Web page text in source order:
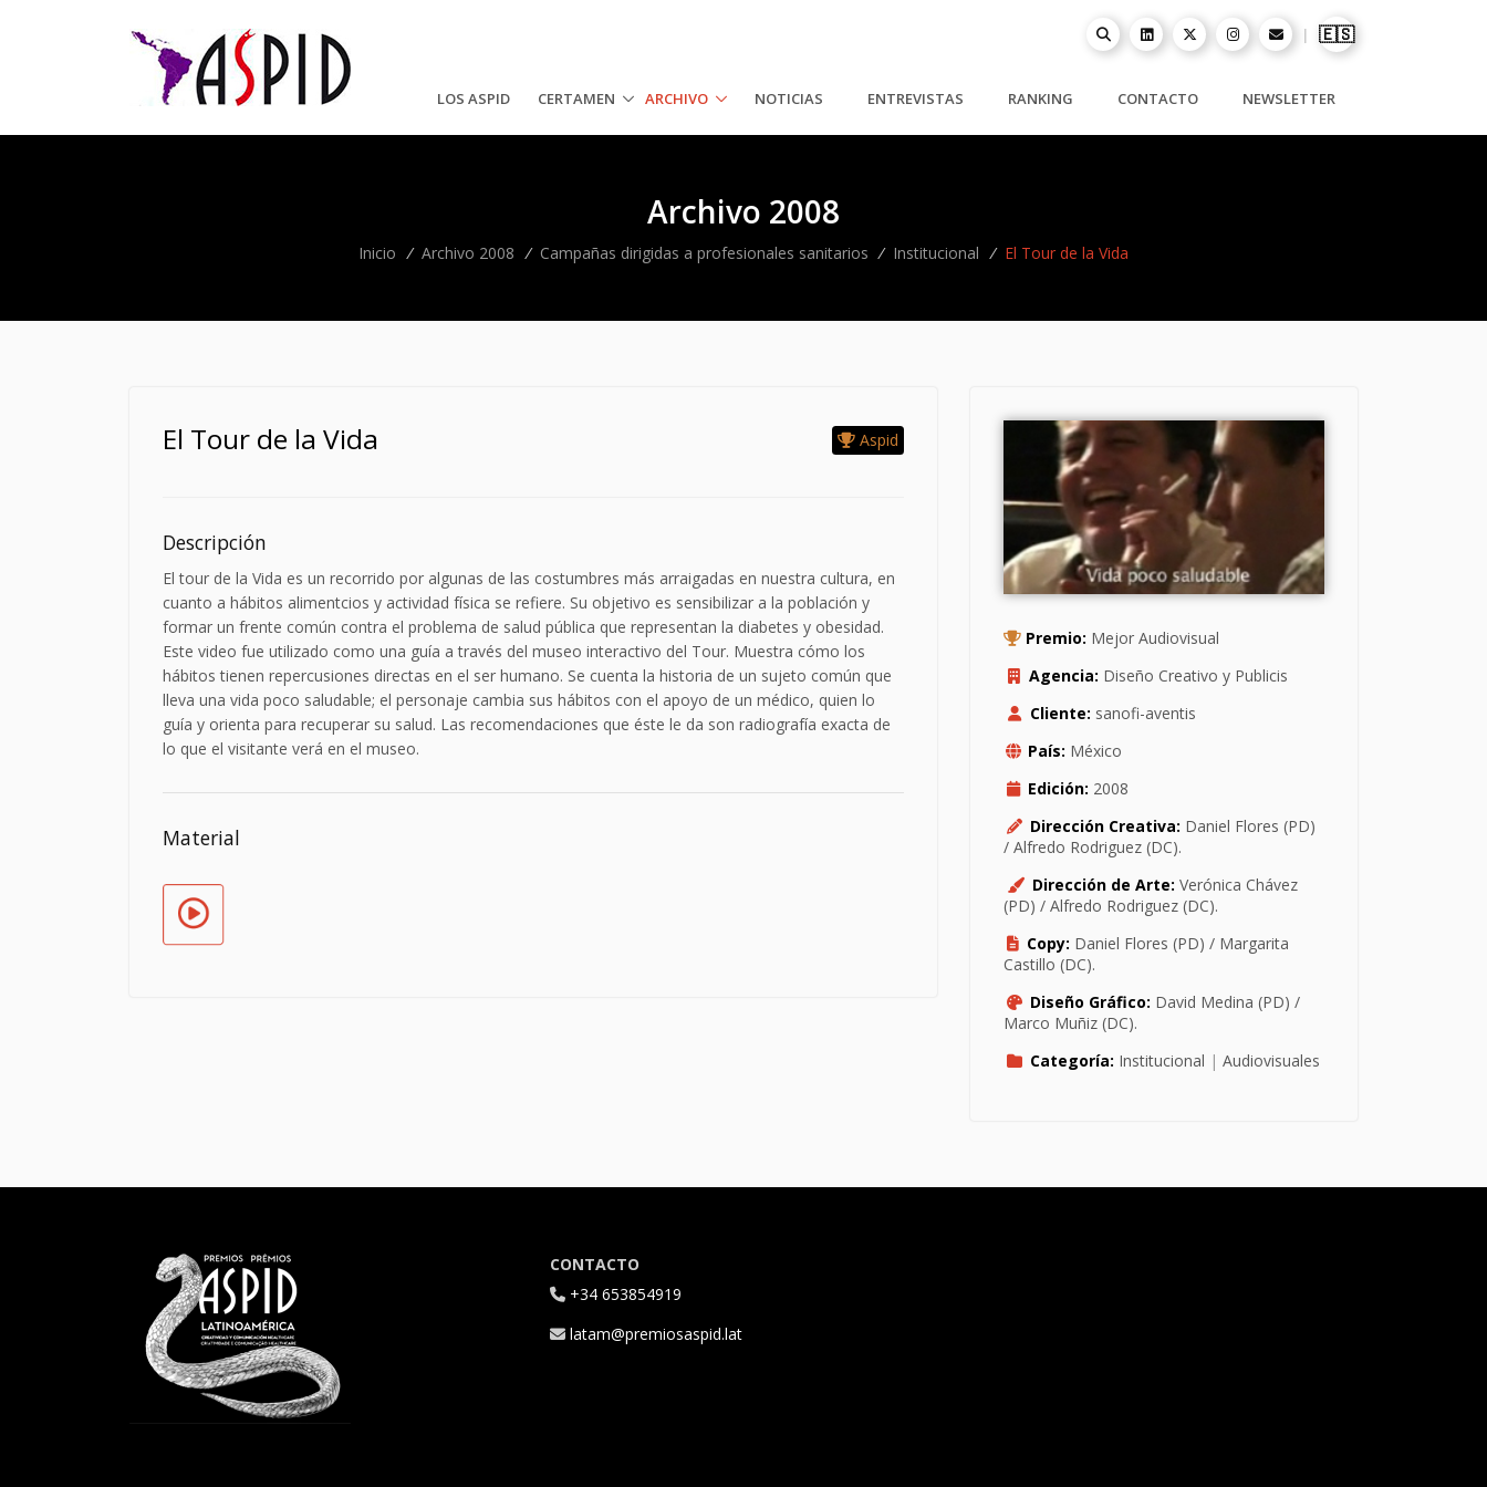
| 🇪🇸
LOS ASPID CERTAMEN ARCHIVO NOTICIAS ENTREVISTAS RANKING CONTACTO NEWSLETTER
Archivo 2008
Inicio / Archivo 2008 / Campañas dirigidas a profesionales sanitarios / Institucional / El Tour de la Vida
El Tour de la Vida Aspid
Descripción
El tour de la Vida es un recorrido por algunas de las costumbres más arraigadas en nuestra cultura, en
cuanto a hábitos alimentcios y actividad física se refiere. Su objetivo es sensibilizar a la población y
formar un frente común contra el problema de salud pública que representan la diabetes y obesidad.
Este video fue utilizado como una guía a través del museo interactivo del Tour. Muestra cómo los
hábitos tienen repercusiones directas en el ser humano. Se cuenta la historia de un sujeto común que
lleva una vida poco saludable; el personaje cambia sus hábitos con el apoyo de un médico, quien lo
guía y orienta para recuperar su salud. Las recomendaciones que éste le da son radiografía exacta de
lo que el visitante verá en el museo.
Material
Premio: Mejor Audiovisual
Agencia: Diseño Creativo y Publicis
Cliente: sanofi-aventis
País: México
Edición: 2008
Dirección Creativa: Daniel Flores (PD)
/ Alfredo Rodriguez (DC).
Dirección de Arte: Verónica Chávez
(PD) / Alfredo Rodriguez (DC).
Copy: Daniel Flores (PD) / Margarita
Castillo (DC).
Diseño Gráfico: David Medina (PD) /
Marco Muñiz (DC).
Categoría: Institucional | Audiovisuales
CONTACTO
+34 653854919
latam@premiosaspid.lat